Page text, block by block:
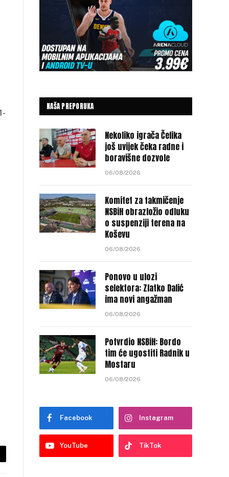
NAŠA PREPORUKA
Nekoliko igrača Čelika
još uvijek čeka radne i
boravišne dozvole
06/08/2026
Komitet za takmičenje
NSBiH obrazložio odluku
o suspenziji terena na
Koševu
06/08/2026
Ponovo u ulozi
selektora: Zlatko Dalić
ima novi angažman
06/08/2026
Potvrdio NSBiH: Bordo
tim će ugostiti Radnik u
Mostaru
06/08/2026
Facebook Instagram
YouTube TikTok